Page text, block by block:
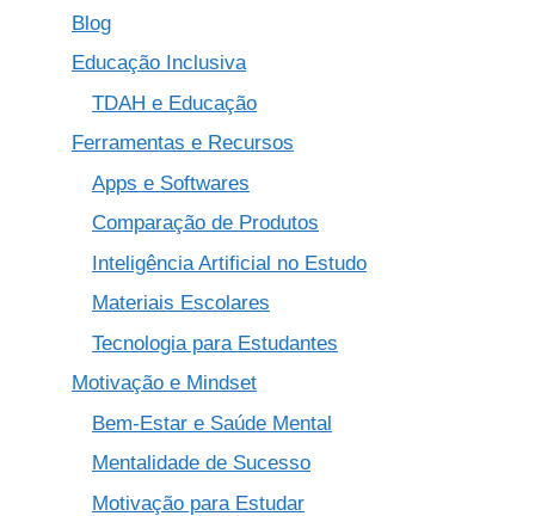
Blog
Educação Inclusiva
TDAH e Educação
Ferramentas e Recursos
Apps e Softwares
Comparação de Produtos
Inteligência Artificial no Estudo
Materiais Escolares
Tecnologia para Estudantes
Motivação e Mindset
Bem-Estar e Saúde Mental
Mentalidade de Sucesso
Motivação para Estudar